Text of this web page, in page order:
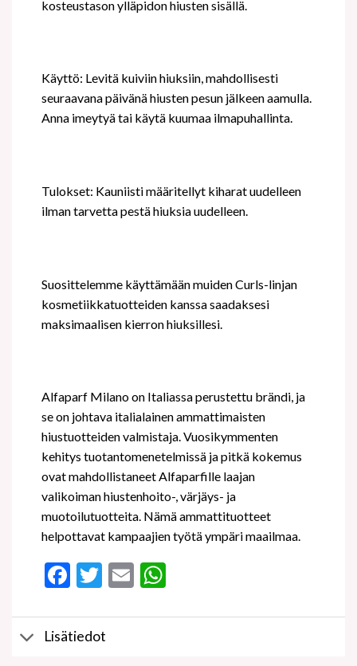
kosteustason ylläpidon hiusten sisällä.
Käyttö: Levitä kuiviin hiuksiin, mahdollisesti
seuraavana päivänä hiusten pesun jälkeen aamulla.
Anna imeytyä tai käytä kuumaa ilmapuhallinta.
Tulokset: Kauniisti määritellyt kiharat uudelleen
ilman tarvetta pestä hiuksia uudelleen.
Suosittelemme käyttämään muiden Curls-linjan
kosmetiikkatuotteiden kanssa saadaksesi
maksimaalisen kierron hiuksillesi.
Alfaparf Milano on Italiassa perustettu brändi, ja
se on johtava italialainen ammattimaisten
hiustuotteiden valmistaja. Vuosikymmenten
kehitys tuotantomenetelmissä ja pitkä kokemus
ovat mahdollistaneet Alfaparfille laajan
valikoiman hiustenhoito-, värjäys- ja
muotoilutuotteita. Nämä ammattituotteet
helpottavat kampaajien työtä ympäri maailmaa.
Facebook
Twitter
EmailWhatsApp
Lisätiedot